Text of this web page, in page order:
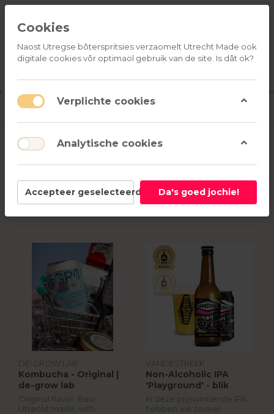
PRODUCTEN
RELATIEGESCHENKEN
ONS
Producten getagd met frisdrank
1-7van7
DE-GROW LAB
Kombucha - Original |
de-grow lab
Original flavor. Raw,
Utrecht made, with
VANDESTREEK
Non-Alcoholic IPA
'Playground' - blik
(33cl) | vandeStreek
In deze prijswinnende IPA
hebben we zoveel
Cookies
Naost Utregse bôterspritsies verzaomelt Utrecht Made ook
digitale cookies vôr optimaol gebruik van de site. Is dât ok?
Verplichte cookies
Analytische cookies
Accepteer geselecteerd Da's goed jochie!